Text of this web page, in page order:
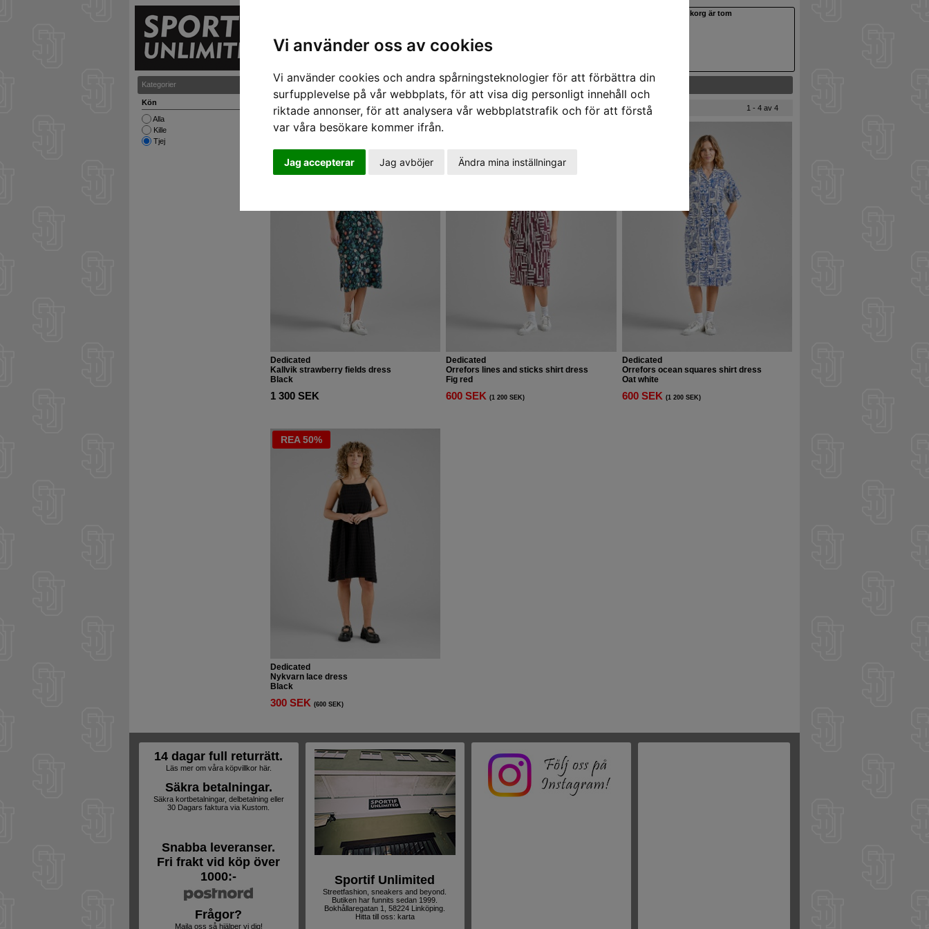
Vi använder oss av cookies
Vi använder cookies och andra spårningsteknologier för att förbättra din
surfupplevelse på vår webbplats, för att visa dig personligt innehåll och
riktade annonser, för att analysera vår webbplatstrafik och för att förstå
var våra besökare kommer ifrån.
Jag accepterar Jag avböjer Ändra mina inställningar
Din varukorg är tom
Kategorier
Kön
Alla
Kille
Tjej
Klänningar och kjolar
1 - 4 av 4
Dedicated
Kallvik strawberry fields dress
Black
1 300 SEK
Dedicated
Orrefors lines and sticks shirt dress
Fig red
600 SEK(1 200 SEK)
Dedicated
Orrefors ocean squares shirt dress
Oat white
600 SEK (1 200 SEK)
REA 50%
Dedicated
Nykvarn lace dress
Black
300 SEK (600 SEK)
14 dagar full returrätt.
Läs mer om våra köpvillkor här.
Säkra betalningar.
Säkra kortbetalningar, delbetalning eller
30 Dagars faktura via Kustom.
Snabba leveranser.
Fri frakt vid köp över
1000:-
Frågor?
Maila oss så hjälper vi dig!
Sportif Unlimited
Streetfashion, sneakers and beyond.
Butiken har funnits sedan 1999.
Bokhållaregatan 1, 58224 Linköping.
Hitta till oss: karta